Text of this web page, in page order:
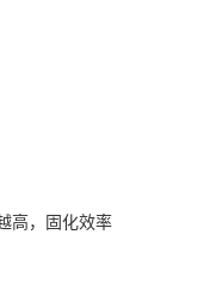
高，固化效率